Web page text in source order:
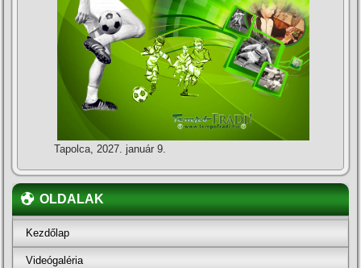
Tapolca, 2027. január 9.
OLDALAK
Kezdőlap
Videógaléria